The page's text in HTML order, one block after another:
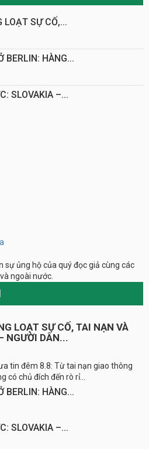
LOẠT SỰ CỐ,...
BERLIN: HÀNG...
SLOVAKIA –...
ủng hộ của quý đọc giả cùng các
ngoài nước.
LOẠT SỰ CỐ, TAI NẠN VÀ
NGƯỜI DÂN...
tin đêm 8.8: Từ tai nạn giao thông
có chủ đích đến rò rỉ...
BERLIN: HÀNG...
SLOVAKIA –...